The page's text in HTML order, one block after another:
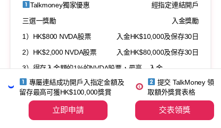
Talkmoney獨家優惠
經指定連結開戶
三選一獎勵
入金獎勵
1）HK$800 NVDA股票
入金HK$10,000及保存30日
2）HK$2,000 NVDA股票
入金HK$80,000及保存30日
3）得存入金額的1%的NVDA股票，最高
10萬獎賞，分12期發放，每30天1期
入金
HK$500,000及
保存360日
需要填寫
Talk Money 領取額外獎賞表格
專屬連結成功開戶入指定金額及
留存最高可獲HK$100,000獎賞
立即申請
提交 TalkMoney 領
取額外獎賞表格
交表領獎